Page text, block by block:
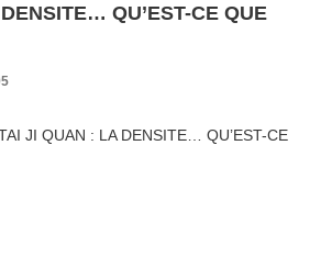
QU’EST-CE QUE